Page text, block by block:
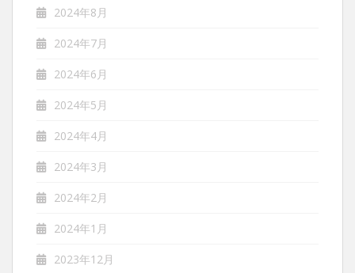
2024年8月
2024年7月
2024年6月
2024年5月
2024年4月
2024年3月
2024年2月
2024年1月
2023年12月